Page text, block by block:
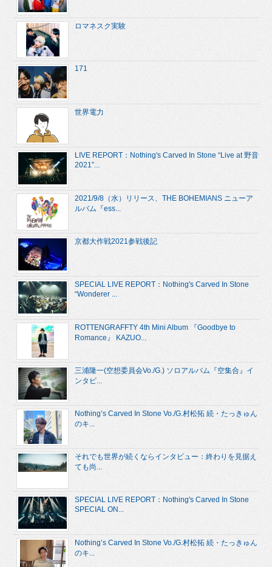
ロマネスク実験
171
世界電力
LIVE REPORT：Nothing's Carved In Stone “Live at 野音
2021”...
2021/9/8（水）リリース、THE BOHEMIANS ニューア
ルバム『ess...
京都大作戦2021参戦後記
SPECIAL LIVE REPORT：Nothing's Carved In Stone
“Wonderer ...
ROTTENGRAFFTY 4th Mini Album 『Goodbye to
Romance』 KAZUO...
三浦隆一(空想委員会Vo./G.) ソロアルバム『空集合』イ
ンタビ...
Nothing’s Carved In Stone Vo./G.村松拓 続・たっきゅん
のキ...
それでも世界が続くならインタビュー：終わりを見据え
ても尚...
SPECIAL LIVE REPORT：Nothing's Carved In Stone
SPECIAL ON...
Nothing’s Carved In Stone Vo./G.村松拓 続・たっきゅん
のキ...